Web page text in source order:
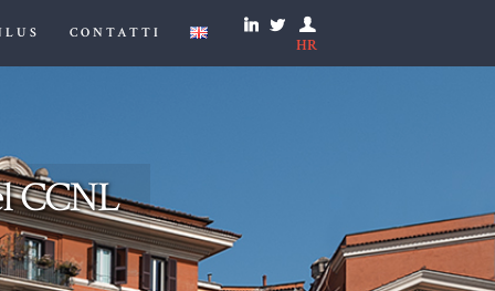
CONTATTI
HR
CCNL